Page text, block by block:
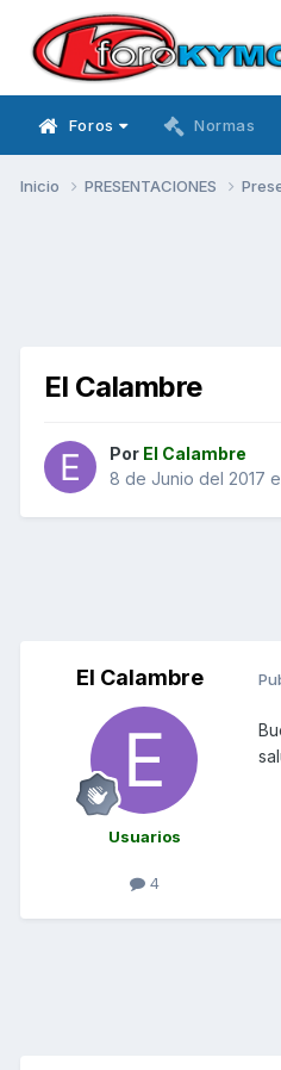
Foros Normas
Inicio PRESENTACIONES
El Calambre
Por El Calambre
8 de Junio del 2017
El Calambre
Usuarios
4